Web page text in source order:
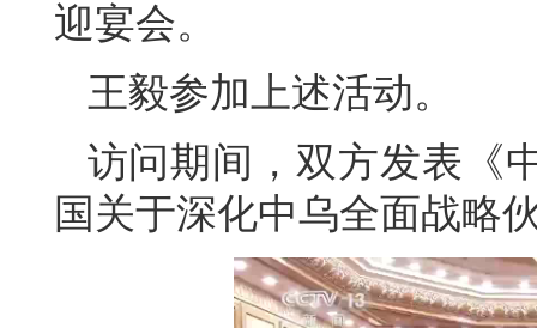
迎宴会。
王毅参加上述活动。
访问期间，双方发表《
国关于深化中乌全面战略